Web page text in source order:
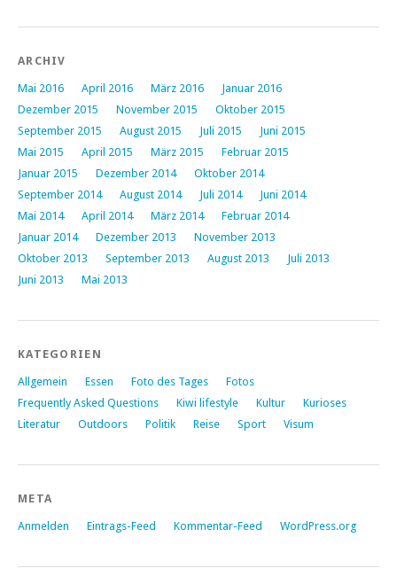
ARCHIV
Mai 2016 April 2016 März 2016
Januar 2016
Dezember 2015
November 2015
Oktober 2015
September 2015
August 2015 Juli 2015
Juni 2015
Mai 2015
April 2015 März 2015
Februar 2015
Januar 2015
Dezember 2014
Oktober 2014
September 2014
August 2014 Juli 2014
Juni 2014
Mai 2014
April 2014 März 2014
Februar 2014
Januar 2014
Dezember 2013
November 2013
Oktober 2013
September 2013 August 2013
Juli 2013
Juni 2013
Mai 2013
KATEGORIEN
Allgemein Essen Foto des Tages
Fotos
Frequently Asked Questions
Kiwi lifestyle Kultur
Kurioses
Literatur
Outdoors Politik Reise Sport Visum
META
Anmelden Eintrags-Feed Kommentar-Feed WordPress.org